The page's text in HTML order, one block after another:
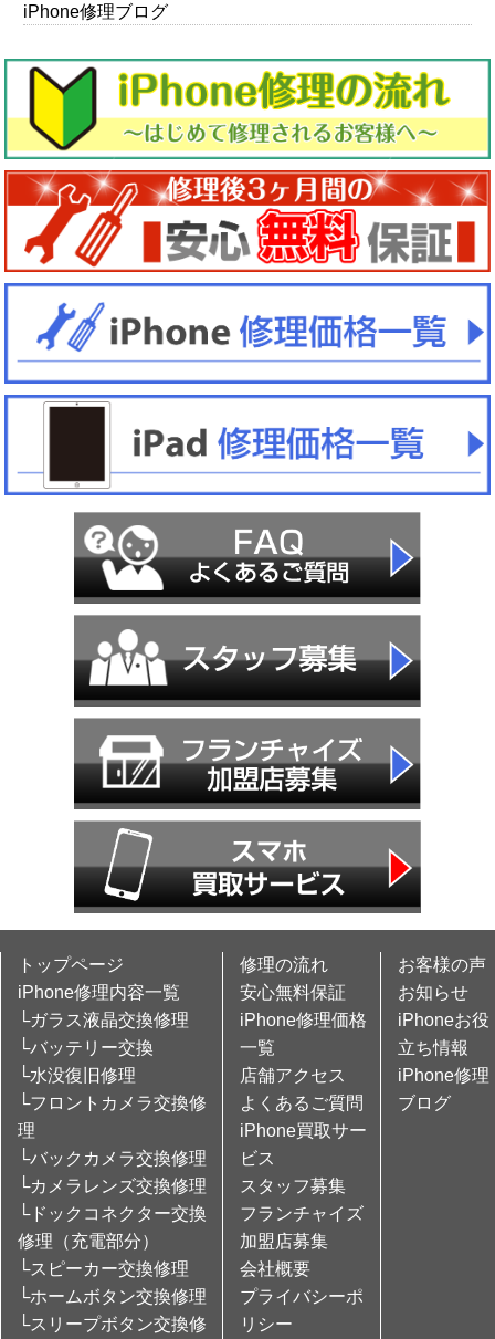
iPhone修理ブログ
トップページ
iPhone修理内容一覧
└ガラス液晶交換修理
└バッテリー交換
└水没復旧修理
└フロントカメラ交換修
理
└バックカメラ交換修理
└カメラレンズ交換修理
└ドックコネクター交換
修理（充電部分）
└スピーカー交換修理
└ホームボタン交換修理
└スリープボタン交換修
修理の流れ
安心無料保証
iPhone修理価格
一覧
店舗アクセス
よくあるご質問
iPhone買取サー
ビス
スタッフ募集
フランチャイズ
加盟店募集
会社概要
プライバシーポ
リシー
お客様の声
お知らせ
iPhoneお役
立ち情報
iPhone修理
ブログ